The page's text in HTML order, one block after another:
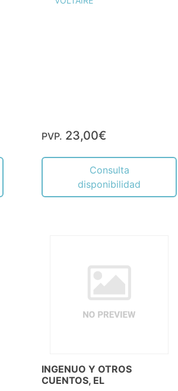
PVP. 23,00€
Consulta
disponibilidad
INGENUO Y OTROS
CUENTOS, EL